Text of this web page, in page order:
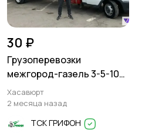
Уборка
30 ₽
Грузоперевозки
межгород-газель 3-5-10
тонн
Хасавюрт
2 месяца назад
ТСК ГРИФОН